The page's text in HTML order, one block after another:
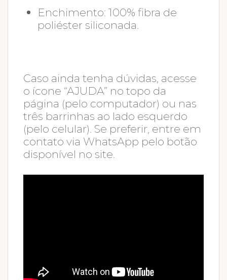
Enchimento: 100% fibra de
poliéster siliconada.
Caso ainda tenha dúvidas, acesse
o ícone “AJUDA” no topo da
página (pelo computador) ou nas
três barrinhas ao lado esquerdo
(pelo celular). Se preferir, entre em
contato via WhatsApp pelo botão
disponível no site.